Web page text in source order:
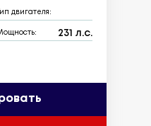
Тип двигателя:
231 л.с.